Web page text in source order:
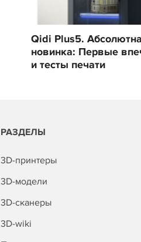
Qidi Plus5.
новинка: Первые
и тесты печати
РАЗДЕЛЫ
3D-принтеры
3D-модели
3D-сканеры
3D-wiki